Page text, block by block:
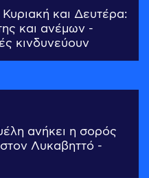
και Δευτέρα:
και ανέμων -
κινδυνεύουν
ανήκει η σορός
Λυκαβηττό -